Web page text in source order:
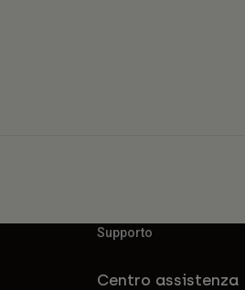
Supporto
Centro assistenza